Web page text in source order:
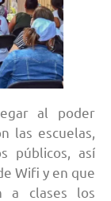
al poder
las escuelas,
públicos, así
Wifi y en que
a clases los